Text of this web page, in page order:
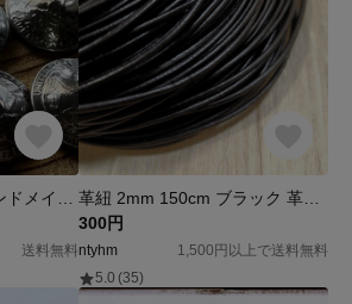
送料無料
300円
ntyhm
1,500円以上で送料無料
5.0 (35)